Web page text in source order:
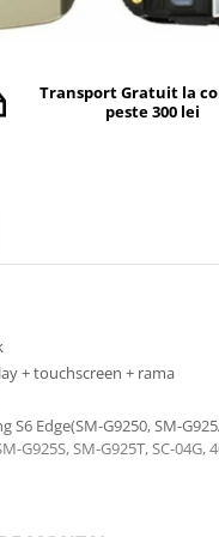
Transport Gratuit la
peste 300 lei
+ touchscreen + rama
S6 Edge(SM-G9250, SM-
G925S, SM-G925T, SC-04G,